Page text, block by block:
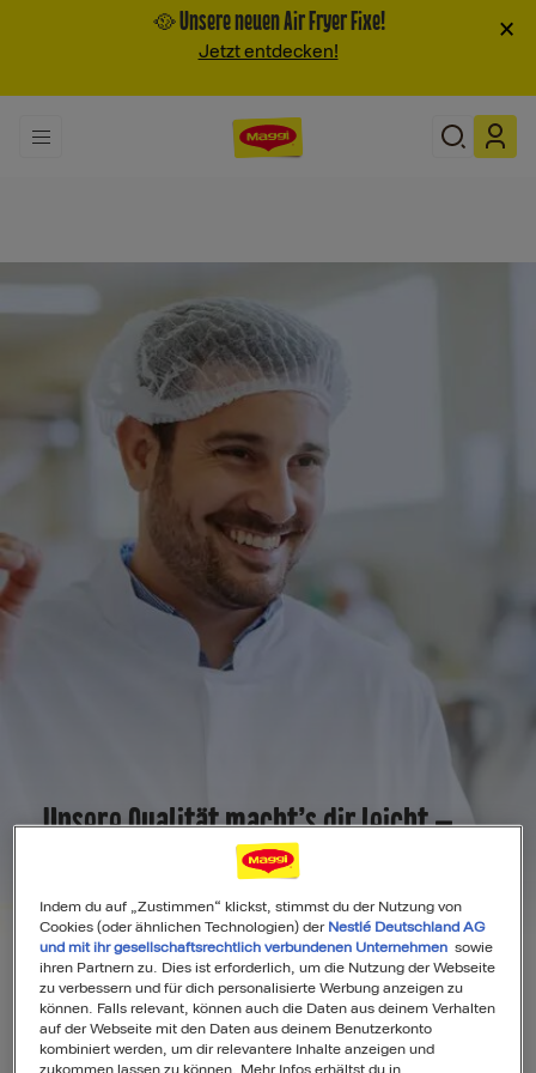
🥘 Unsere neuen Air Fryer Fixe!
Jetzt entdecken!
×
Unsere Qualität macht’s dir leicht –
Gute Zutaten, die wir
verantwortungsvoll produzieren, und
Rezepturen, die wir ständig verfeinern:
Mit Maggi kommt Qualität auf deinen
Indem du auf „Zustimmen“ klickst, stimmst du der Nutzung von
Cookies (oder ähnlichen Technologien) der Nestlé Deutschland AG
und mit ihr gesellschaftsrechtlich verbundenen Unternehmen sowie
ihren Partnern zu. Dies ist erforderlich, um die Nutzung der Webseite
zu verbessern und für dich personalisierte Werbung anzeigen zu
können. Falls relevant, können auch die Daten aus deinem Verhalten
auf der Webseite mit den Daten aus deinem Benutzerkonto
kombiniert werden, um dir relevantere Inhalte anzeigen und